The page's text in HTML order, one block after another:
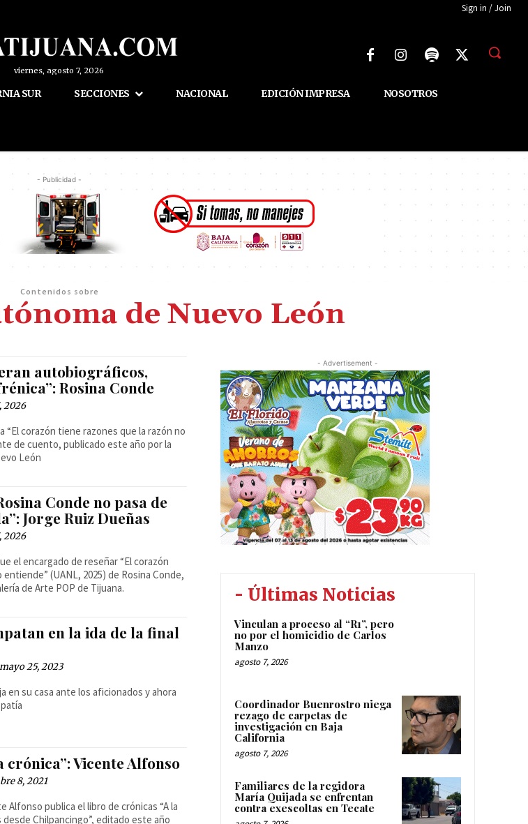
Sign in / Join
viernes, agosto 7, 2026
SUR SECCIONES NACIONAL EDICIÓN IMPRESA NOSOTROS
- Publicidad -
Contenidos sobre
de Nuevo León
autobiográficos,
Rosina Conde
2026
“El corazón tiene razones que la razón no
de cuento, publicado este año por la
León
Conde no pasa de
Jorge Ruiz Dueñas
2026
el encargado de reseñar “El corazón
(UANL, 2025) de Rosina Conde,
de Arte POP de Tijuana.
en la ida de la final
mayo 25, 2023
en su casa ante los aficionados y ahora
crónica”: Vicente Alfonso
8, 2021
Alfonso publica el libro de crónicas “A la
Chilpancingo”, editado este año
- Advertisement -
- Últimas Noticias
Vinculan a proceso al “R1”, pero
no por el homicidio de Carlos
Manzo
agosto 7, 2026
Coordinador Buenrostro niega
rezago de carpetas de
investigación en Baja
California
agosto 7, 2026
Familiares de la regidora
María Quijada se enfrentan
contra exescoltas en Tecate